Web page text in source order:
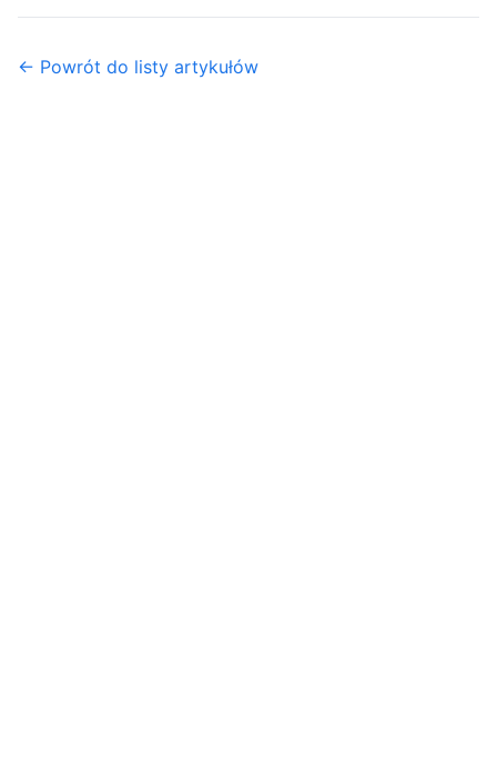
← Powrót do listy artykułów